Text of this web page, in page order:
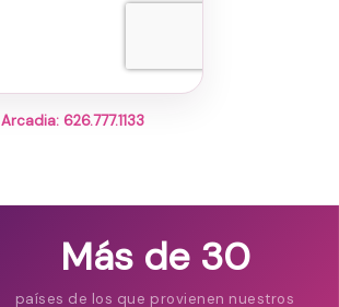
Arcadia: 626.777.1133
Más de 30
países de los que provienen nuestros